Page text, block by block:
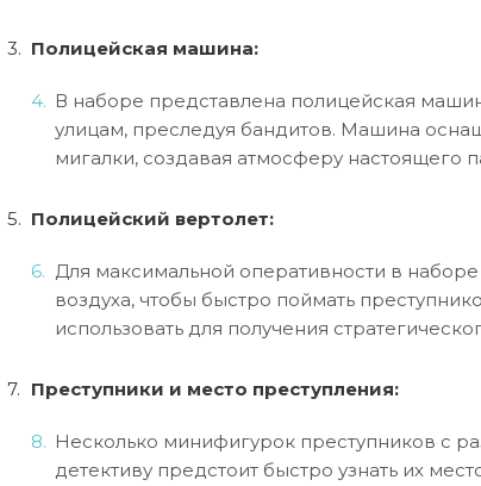
Полицейская машина:
В наборе представлена полицейская
улицам, преследуя бандитов. Машина
мигалки, создавая атмосферу настоящего
Полицейский вертолет:
Для максимальной оперативности в
воздуха, чтобы быстро поймать
использовать для получения
Преступники и место преступления:
Несколько минифигурок преступников с
детективу предстоит быстро узнать их